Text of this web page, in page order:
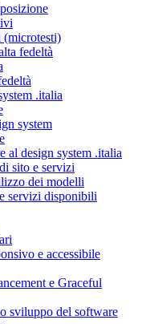
(microtesti)
fedeltà
.italia
system
al design system .italia
sito e servizi
dei modelli
servizi disponibili
e accessibile
e Graceful
sviluppo del software